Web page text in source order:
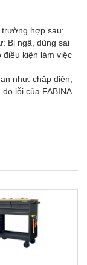
hợp sau:
Bị ngã, dùng sai
kiện làm việc
như: chập điện,
lỗi của FABINA.